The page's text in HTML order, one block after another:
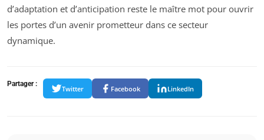
d’adaptation et d’anticipation reste le maître mot pour ouvrir
les portes d’un avenir prometteur dans ce secteur
dynamique.
Partager :
Twitter Facebook LinkedIn